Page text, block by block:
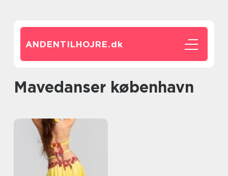
ANDENTILHOJRE.dk
mavedanser københavn